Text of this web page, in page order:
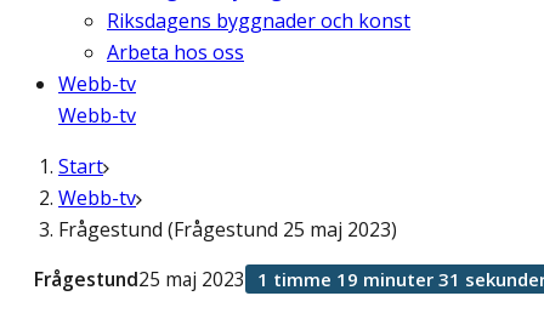
Riksdagens byggnader och konst
Arbeta hos oss
Webb-tv
Webb-tv
Start
Webb-tv
Frågestund (Frågestund 25 maj 2023)
Frågestund25 maj 2023 1 timme 19 minuter 31